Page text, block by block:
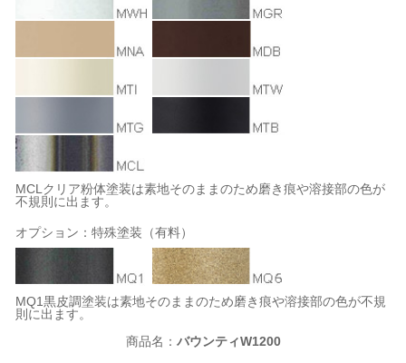
MCLクリア粉体塗装は素地そのままのため磨き痕や溶接部の色が
不規則に出ます。
オプション：特殊塗装（有料）
MQ1黒皮調塗装は素地そのままのため磨き痕や溶接部の色が不規
則に出ます。
商品名： バウンティW1200